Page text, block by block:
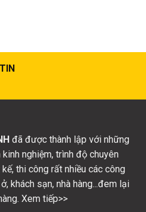
đã được thành lập với những
nghiệm, trình độ chuyên
thi công rất nhiều các công
khách sạn, nhà hàng...đem lại
Xem tiếp>>